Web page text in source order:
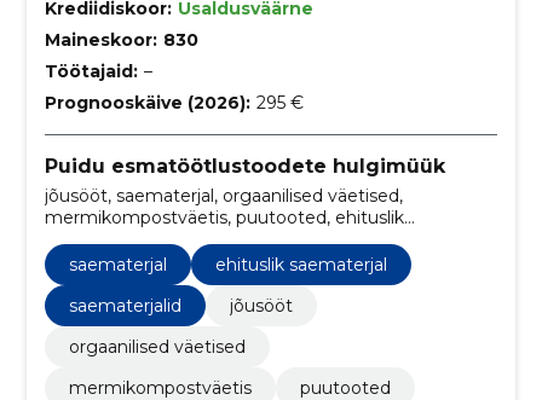
Krediidiskoor: Usaldusväärne
Maineskoor: 830
Töötajaid: –
Prognooskäive (2026): 295 €
Puidu esmatöötlustoodete hulgimüük
jõusööt, saematerjal, orgaanilised väetised,
mermikompostväetis, puutooted, ehituslik
ehituseks mõeldud puitlaastplaadid, männipuidust
vineer
saematerjal
ehituslik saematerjal
saematerjalid
jõusööt
orgaanilised väetised
mermikompostväetis
puutooted